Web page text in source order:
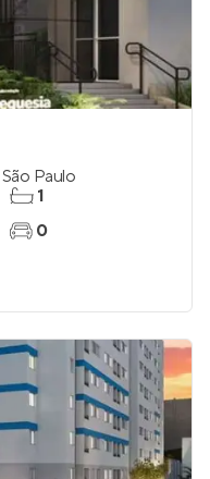
São Paulo
1
0